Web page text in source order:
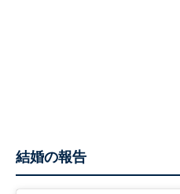
結婚の報告